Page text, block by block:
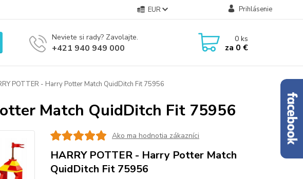
EUR Prihlásenie
Neviete si rady? Zavolajte.
+421 940 949 000
0ks
za 0 €
POTTER - Harry Potter Match QuidDitch Fit 75956
Match QuidDitch Fit 75956
Ako ma hodnotia zákazníci
HARRY POTTER - Harry Potter Match
QuidDitch Fit 75956